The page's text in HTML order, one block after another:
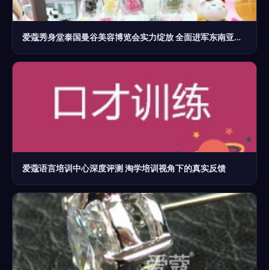
爱蔻秀身堂泰国曼谷美容博览会实力绽放 全面进军东南亚市场
爱蔻语言培训中心深度评测 淘学培训视角下的真实反馈